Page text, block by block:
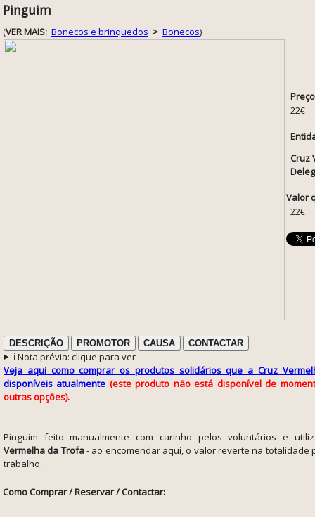
Pinguim
(VER MAIS: Bonecos e brinquedos > Bonecos)
22€
Cruz
Valor
22€
DESCRIÇÃO PROMOTOR CAUSA CONTACTAR
ℹ️ Nota prévia: clique para ver
Veja aqui como comprar os produtos solidários que a Cruz
disponíveis atualmente (este produto não está disponível de
outras opções).
Pinguim feito manualmente com carinho pelos voluntários e
Vermelha da Trofa- ao encomendar aqui, o valor reverte na totalidade
trabalho.
Como Comprar / Reservar / Contactar: